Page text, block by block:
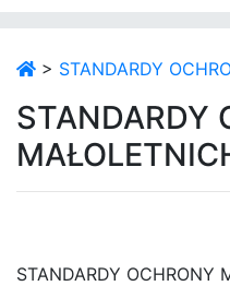
> STANDARDY
STANDARDY
STANDARDY OCHRONY